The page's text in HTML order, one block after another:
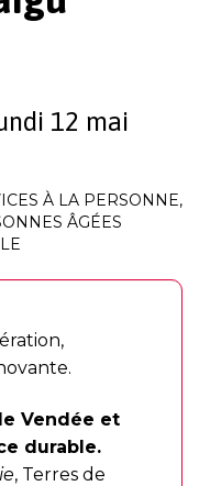
12 mai
À LA PERSONNE,
ÂGÉES
Vendée et
durable.
, Terres de